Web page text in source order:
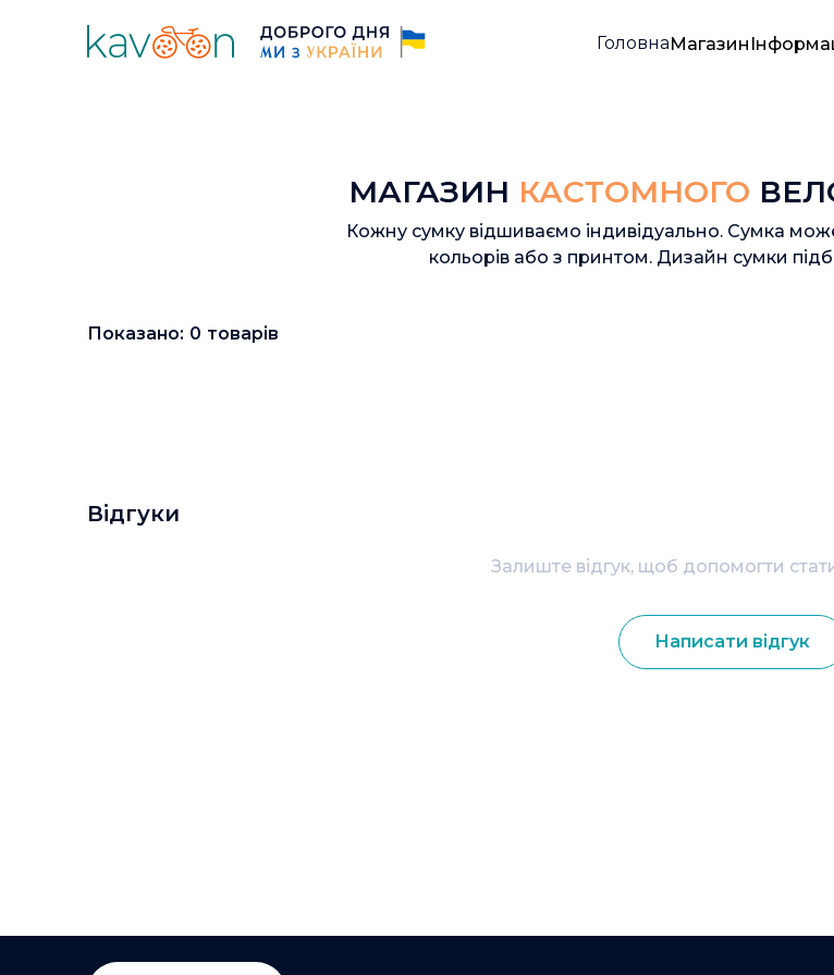
ГоловнаМагазин
МАГАЗИН КАСТОМНОГО
Кожну сумку відшиваємо індивідуально. Сумка
кольорів або з принтом. Дизайн сумки
Показано: 0 товарів
Відгуки
Залиште відгук, щоб допомогти
Написати відгук